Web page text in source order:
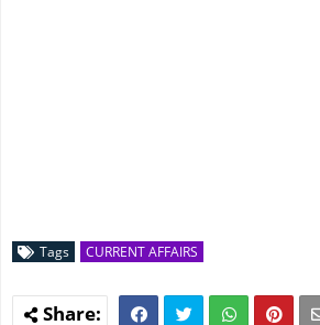
Tags CURRENT AFFAIRS